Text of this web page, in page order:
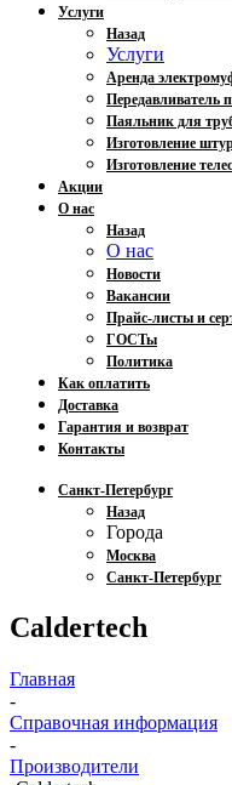
Услуги
Назад
Услуги
Аренда
Передавливатель
Паяльник для
Изготовление
Изготовление
Акции
О нас
Назад
О нас
Новости
Вакансии
Прайс-листы и
ГОСТы
Политика
Как оплатить
Доставка
Гарантия и возврат
Контакты
Санкт-Петербург
Назад
Города
Москва
Санкт-Петербург
Caldertech
Главная
-
Справочная информация
-
Производители